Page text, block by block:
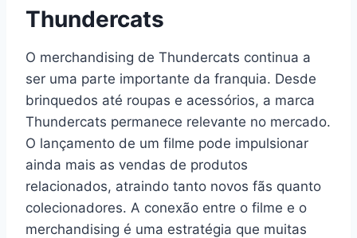
Thundercats
O merchandising de Thundercats continua a
ser uma parte importante da franquia. Desde
brinquedos até roupas e acessórios, a marca
Thundercats permanece relevante no mercado.
O lançamento de um filme pode impulsionar
ainda mais as vendas de produtos
relacionados, atraindo tanto novos fãs quanto
colecionadores. A conexão entre o filme e o
merchandising é uma estratégia que muitas